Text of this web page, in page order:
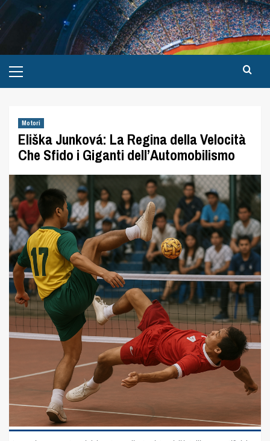
Motori
Eliška Junková: La Regina della Velocità
Che Sfido i Giganti dell’Automobilismo